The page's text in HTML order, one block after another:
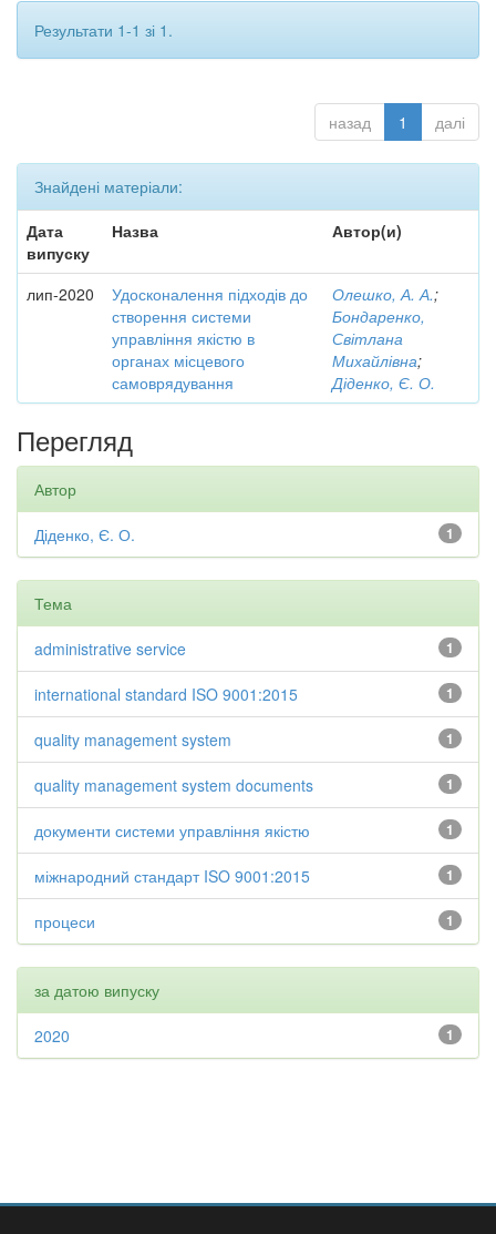
Результати 1-1 зі 1.
назад 1 далі
Знайдені матеріали:
Дата
випуску
Назва Автор(и)
лип-2020
Удосконалення підходів до
створення системи
управління якістю в
органах місцевого
самоврядування
Олешко, А. А.;
Бондаренко,
Світлана
Михайлівна;
Діденко, Є. О.
Перегляд
Автор
1
Діденко, Є. О.
Тема
1
administrative service
1
international standard ISO 9001:2015
1
quality management system
1
quality management system documents
1
документи системи управління якістю
1
міжнародний стандарт ISO 9001:2015
1
процеси
за датою випуску
1
2020